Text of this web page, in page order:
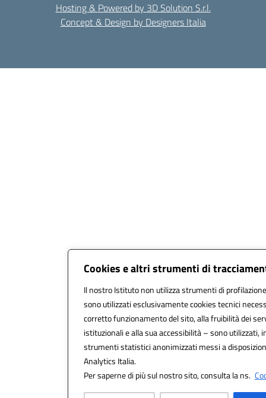
Cookies e altri strumenti di
Il nostro Istituto non utilizza strumenti di
sono utilizzati esclusivamente cookies tecnici
corretto funzionamento del sito, alla fruibilità dei
istituzionali e alla sua accessibilità – sono utilizzati,
strumenti statistici anonimizzati messi a
Analytics Italia.
Per saperne di più sul nostro sito, consulta la ns.
Hosting & Powered by 3D Solution S.r.l.
Concept & Design by Designers Italia